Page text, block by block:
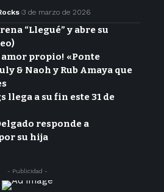
3 de marzo de 2026
“Llegué” y abre su
amor propio! «Ponte
& Naoh y Rub Amaya que
llega a su fin este 31 de
responde a
su hija
- Publicidad -